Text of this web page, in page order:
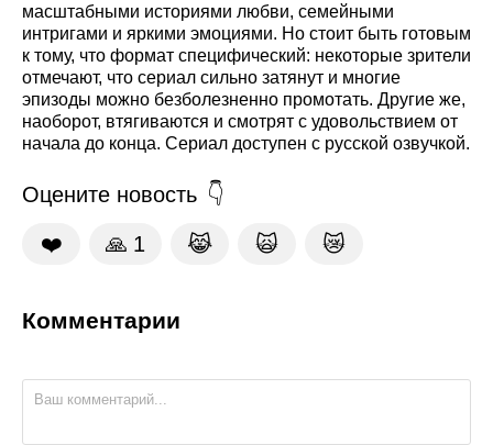
масштабными историями любви, семейными
интригами и яркими эмоциями. Но стоит быть готовым
к тому, что формат специфический: некоторые зрители
отмечают, что сериал сильно затянут и многие
эпизоды можно безболезненно промотать. Другие же,
наоборот, втягиваются и смотрят с удовольствием от
начала до конца. Сериал доступен с русской озвучкой.
Оцените новость
❤️ 🙏 1 😹 🙀 😿
Комментарии